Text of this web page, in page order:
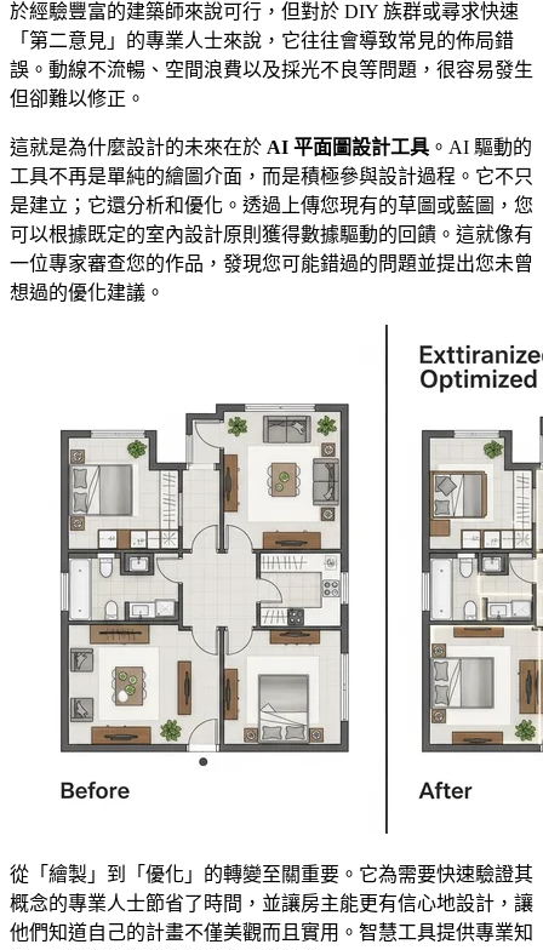
於經驗豐富的建築師來說可行，但對於 DIY 族群或尋求快速
「第二意見」的專業人士來說，它往往會導致常見的佈局錯
誤。動線不流暢、空間浪費以及採光不良等問題，很容易發生
但卻難以修正。
這就是為什麼設計的未來在於 AI 平面圖設計工具 。AI 驅動的
工具不再是單純的繪圖介面，而是積極參與設計過程。它不只
是建立；它還分析和優化。透過上傳您現有的草圖或藍圖，您
可以根據既定的室內設計原則獲得數據驅動的回饋。這就像有
一位專家審查您的作品，發現您可能錯過的問題並提出您未曾
想過的優化建議。
從「繪製」到「優化」的轉變至關重要。它為需要快速驗證其
概念的專業人士節省了時間，並讓房主能更有信心地設計，讓
他們知道自己的計畫不僅美觀而且實用。智慧工具提供專業知